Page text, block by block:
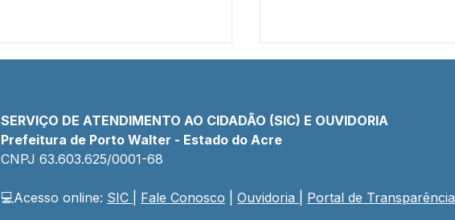
04 de junho: Dia de Corpus
Prefeitura lança
SERVIÇO DE ATENDIMENTO AO CIDADÃO (SIC) E OUVIDORIA
Prefeitura de Porto Walter - Estado do Acre
CNPJ 63.603.625/0001-68
💻Acesso online: SIC Fale Conosco Ouvidoria Portal de Transparência